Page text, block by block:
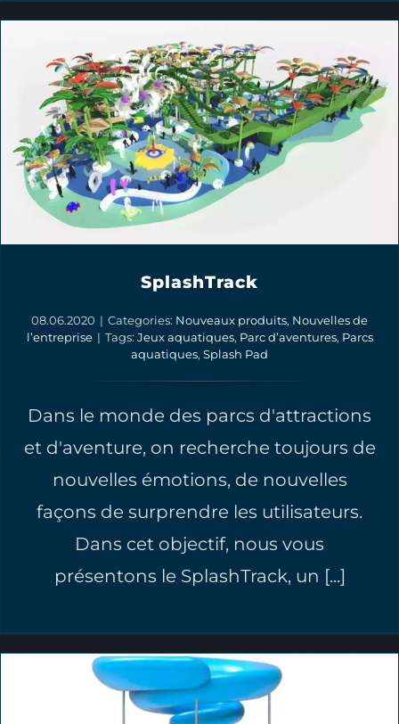
SplashTrack
08.06.2020 | Categories: Nouveaux produits, Nouvelles de
l’entreprise | Tags: Jeux aquatiques, Parc d’aventures, Parcs
aquatiques, Splash Pad
Dans le monde des parcs d'attractions
et d'aventure, on recherche toujours de
nouvelles émotions, de nouvelles
façons de surprendre les utilisateurs.
Dans cet objectif, nous vous
présentons le SplashTrack, un [...]